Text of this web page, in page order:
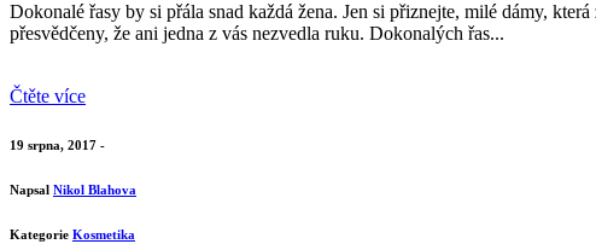
Dokonalé řasy by si přála snad každá žena. Jen si přiznejte, milé dámy,
přesvědčeny, že ani jedna z vás nezvedla ruku. Dokonalých řas...
Čtěte více
19 srpna, 2017 -
Napsal Nikol Blahova
Kategorie Kosmetika